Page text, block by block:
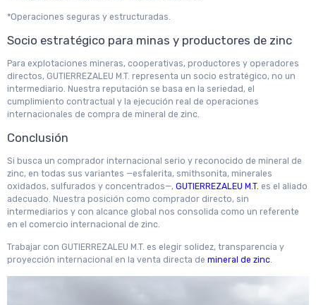
*Operaciones seguras y estructuradas.
Socio estratégico para minas y productores de zinc
Para explotaciones mineras, cooperativas, productores y operadores
directos, GUTIERREZALEU M.T. representa un socio estratégico, no un
intermediario. Nuestra reputación se basa en la seriedad, el
cumplimiento contractual y la ejecución real de operaciones
internacionales de compra de mineral de zinc.
Conclusión
Si busca un comprador internacional serio y reconocido de mineral de
zinc, en todas sus variantes —esfalerita, smithsonita, minerales
oxidados, sulfurados y concentrados—, GUTIERREZALEU M.T. es el aliado
adecuado. Nuestra posición como comprador directo, sin
intermediarios y con alcance global nos consolida como un referente
en el comercio internacional de zinc.
Trabajar con GUTIERREZALEU M.T. es elegir solidez, transparencia y
proyección internacional en la venta directa de mineral de zinc.